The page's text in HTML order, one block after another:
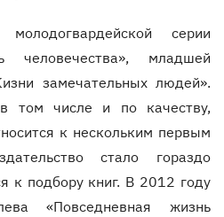
серии
человечества», младшей
замечательных людей».
том числе и по качеству,
к нескольким первым
стало гораздо
к подбору книг. В 2012 году
«Повседневная жизнь